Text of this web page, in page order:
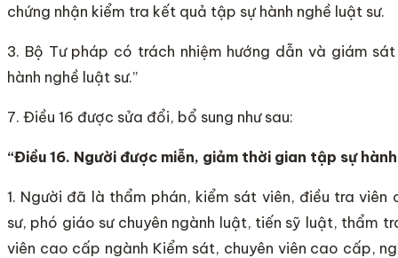
chứng nhận kiểm tra kết quả tập sự hành nghề luật sư.
3. Bộ Tư pháp có trách nhiệm hướng dẫn và giám
hành nghề luật sư.”
7. Điều 16 được sửa đổi, bổ sung như sau:
“Điều 16. Người được miễn, giảm thời gian tập sự
1. Người đã là thẩm phán, kiểm sát viên, điều tra
sư, phó giáo sư chuyên ngành luật, tiến sỹ luật, thẩm
viên cao cấp ngành Kiểm sát, chuyên viên cao cấp,